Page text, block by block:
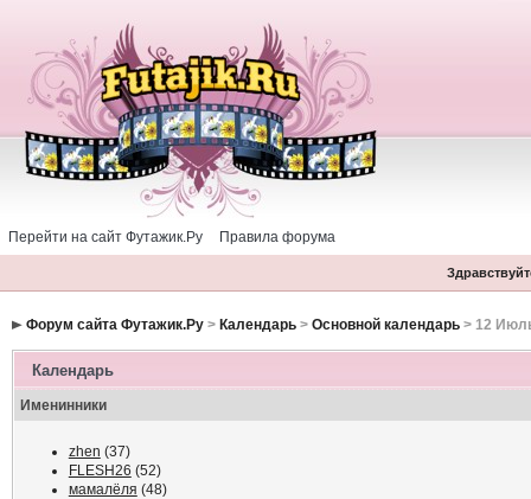
Перейти на сайт Футажик.Ру Правила форума
Форум сайта Футажик.Ру> Календарь> Основной календарь> 12
Календарь
Именинники
zhen (37)
FLESH26 (52)
мамалёля (48)